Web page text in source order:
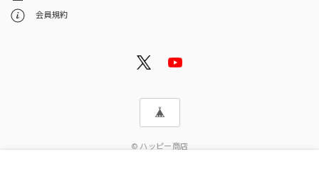
会員規約
© ハッピー商店